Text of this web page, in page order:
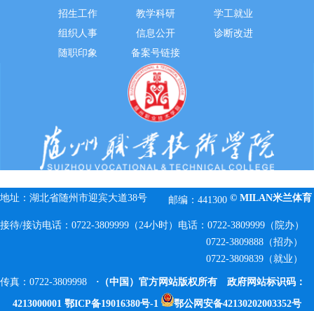
招生工作
教学科研
学工就业
组织人事
信息公开
诊断改进
随职印象
备案号链接
地址：湖北省随州市迎宾大道38号 邮编：441300
接待/接访电话：0722-3809999（24小时） 电话：0722-3809999（院办）
0722-3809888（招办）
0722-3809839（就业）
传真：0722-3809998
© MILAN米兰体育
·（中国）官方网站版权所有 政府网站标识码：
4213000001 鄂ICP备19016380号-1 鄂公网安备42130202003352号